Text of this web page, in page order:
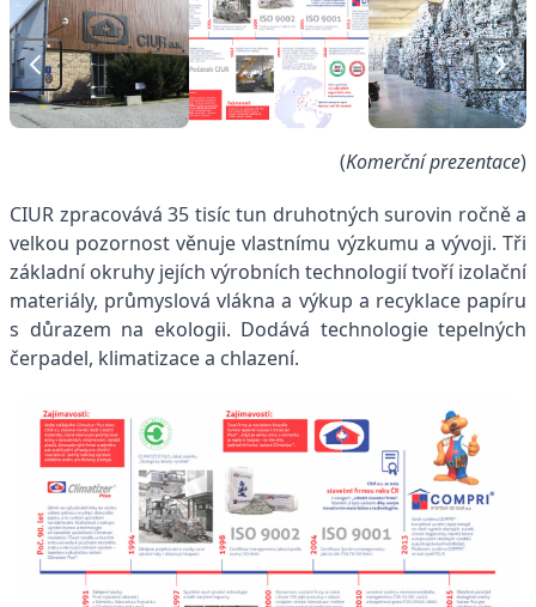
(Komerční prezentace)
CIUR zpracovává 35 tisíc tun druhotných surovin ročně a
velkou pozornost věnuje vlastnímu výzkumu a vývoji. Tři
základní okruhy jejích výrobních technologií tvoří izolační
materiály, průmyslová vlákna a výkup a recyklace papíru
s důrazem na ekologii. Dodává technologie tepelných
čerpadel, klimatizace a chlazení.